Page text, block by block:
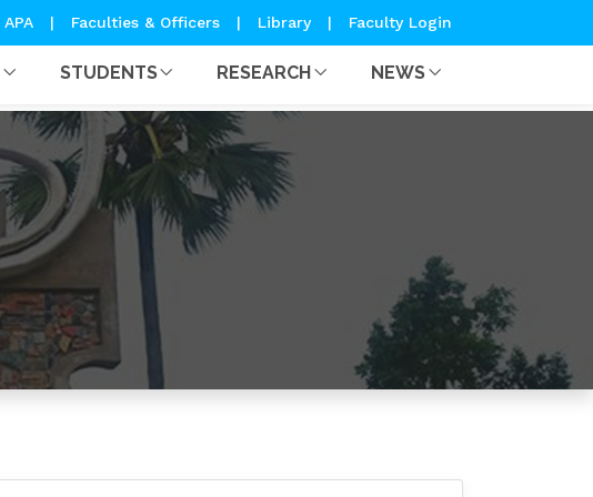
APA | Faculties & Officers | Library | Faculty Login
STUDENTS RESEARCH NEWS